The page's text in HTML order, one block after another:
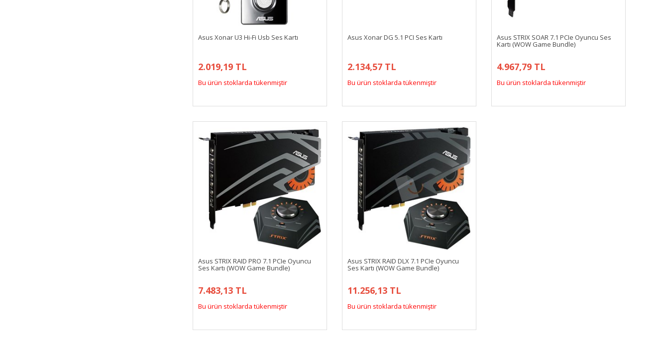
Asus Xonar U3 Hi-Fi Usb Ses Kartı
2.019,19 TL
Bu ürün stoklarda tükenmiştir
Asus Xonar DG 5.1 PCI Ses Kartı
2.134,57 TL
Bu ürün stoklarda tükenmiştir
Asus STRIX SOAR 7.1 PCIe Oyuncu Ses
Kartı (WOW Game Bundle)
4.967,79 TL
Bu ürün stoklarda tükenmiştir
Asus STRIX RAID PRO 7.1 PCIe Oyuncu
Ses Kartı (WOW Game Bundle)
7.483,13 TL
Bu ürün stoklarda tükenmiştir
Asus STRIX RAID DLX 7.1 PCIe Oyuncu
Ses Kartı (WOW Game Bundle)
11.256,13 TL
Bu ürün stoklarda tükenmiştir